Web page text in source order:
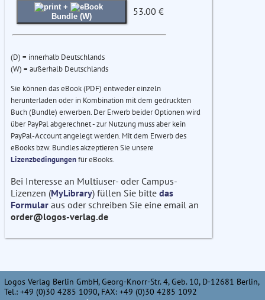
+
Bundle (W)
53.00 €
(D) = innerhalb Deutschlands
(W) = außerhalb Deutschlands
Sie können das eBook (PDF) entweder einzeln
herunterladen oder in Kombination mit dem gedruckten
Buch (Bundle) erwerben. Der Erwerb beider Optionen wird
über PayPal abgerechnet - zur Nutzung muss aber kein
PayPal-Account angelegt werden. Mit dem Erwerb des
eBooks bzw. Bundles akzeptieren Sie unsere
Lizenzbedingungenfür eBooks.
Bei Interesse an Multiuser- oder Campus-
Lizenzen (MyLibrary) füllen Sie bitte das
Formular aus oder schreiben Sie eine email an
order@logos-verlag.de
Logos Verlag Berlin GmbH, Georg-Knorr-Str. 4, Geb. 10, D-12681 Berlin,
Tel.: +49 (0)30 4285 1090, FAX: +49 (0)30 4285 1092